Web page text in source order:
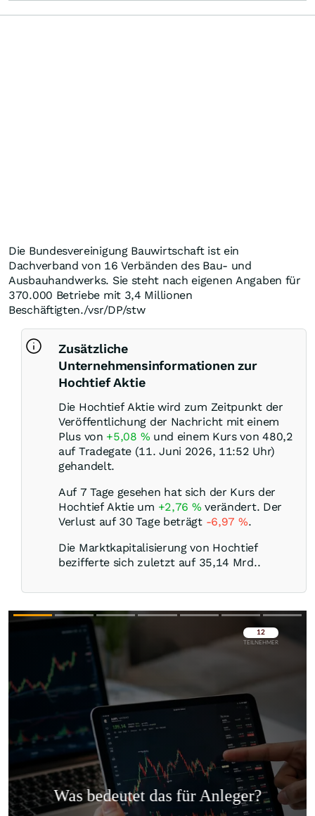
Die Bundesvereinigung Bauwirtschaft ist ein
Dachverband von 16 Verbänden des Bau- und
Ausbauhandwerks. Sie steht nach eigenen Angaben für
370.000 Betriebe mit 3,4 Millionen
Beschäftigten./vsr/DP/stw
Zusätzliche
Unternehmensinformationen zur
Hochtief Aktie
Die Hochtief Aktie wird zum Zeitpunkt der
Veröffentlichung der Nachricht mit einem
Plus von +5,08 % und einem Kurs von 480,2
auf Tradegate (11. Juni 2026, 11:52 Uhr)
gehandelt.
Auf 7 Tage gesehen hat sich der Kurs der
Hochtief Aktie um +2,76 % verändert. Der
Verlust auf 30 Tage beträgt -6,97 %.
Die Marktkapitalisierung von Hochtief
bezifferte sich zuletzt auf 35,14 Mrd..
Überspringen